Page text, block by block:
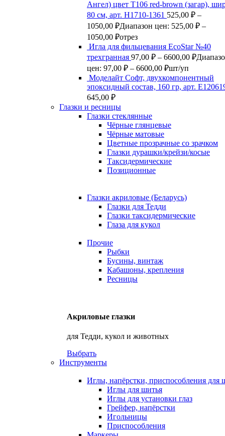
Ангел) цвет Т106 red-brown (загар),
80 см, арт. Н1710-1361 525,00 ₽ –
1050,00 ₽Диапазон цен: 525,00 ₽ –
1050,00 ₽отрез
Игла для фильцевания EcoStar №40
трехгранная 97,00 ₽ – 6600,00 ₽
цен: 97,00 ₽ – 6600,00 ₽шт/уп
Моделайт Софт, двухкомпонентный
эпоксидный состав, 160 гр, арт.
645,00 ₽
Глазки и ресницы
Глазки стеклянные
Чёрные глянцевые
Чёрные матовые
Цветные прозрачные со зрачком
Глазки дурашки/крейзи/косые
Таксидермические
Позиционные
Глазки акриловые (Беларусь)
Глазки для Тедди
Глазки таксидермические
Глаза для кукол
Прочие
Рыбки
Бусины, винтаж
Кабашоны, крепления
Ресницы
Акриловые глазки
для Тедди, кукол и животных
Выбрать
Инструменты
Иглы, напёрстки, приспособления для
Иглы для шитья
Иглы для установки глаз
Грейфер, напёрстки
Игольницы
Приспособления